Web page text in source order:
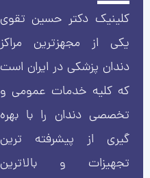
کلینیک دکتر حسین تقوی
یکی از مجهزترین مراکز
دندان پزشکی در ایران است
که کلیه خدمات عمومی و
تخصصی دندان را با بهره
گیری از پیشرفته ترین
تجهیزات و بالاترین